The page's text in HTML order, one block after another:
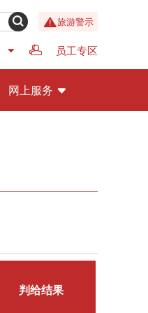
旅游警示
员工专区
网上服务
判给结果